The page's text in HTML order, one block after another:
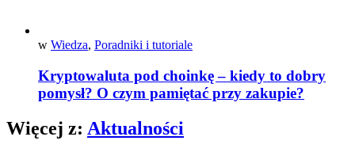
w Wiedza, Poradniki i tutoriale
Kryptowaluta pod choinkę – kiedy to dobry
pomysł? O czym pamiętać przy zakupie?
Więcej z: Aktualności